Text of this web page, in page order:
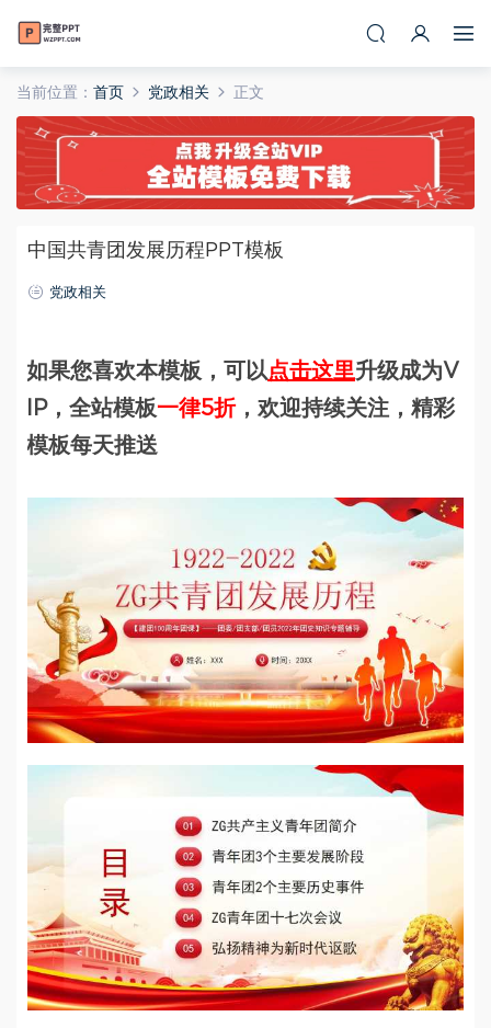
当前位置： 首页 党政相关 正文
中国共青团发展历程PPT模板
党政相关
如果您喜欢本模板，可以点击这里升级成为V
IP，全站模板一律5折，欢迎持续关注，精彩
模板每天推送